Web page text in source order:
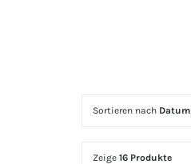
Sortieren nach Datum
Zeige 16 Produkte